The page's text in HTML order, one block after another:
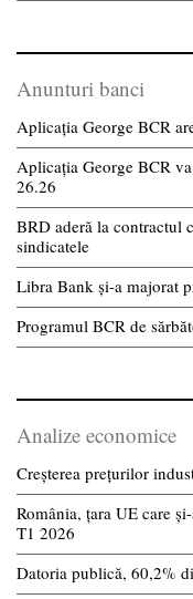
Anunturi banci
Aplicația George BCR
Aplicația George BCR
26.26
BRD aderă la contractul
sindicatele
Libra Bank și-a majorat
Programul BCR de
Analize economice
Creșterea prețurilor
România, țara UE care
T1 2026
Datoria publică, 60,2%